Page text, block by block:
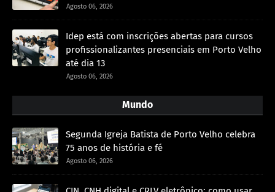
Agosto 06, 2026
Idep está com inscrições abertas para cursos
profissionalizantes presenciais em Porto Velho
até dia 13
Agosto 06, 2026
Mundo
Segunda Igreja Batista de Porto Velho celebra
75 anos de história e fé
Agosto 06, 2026